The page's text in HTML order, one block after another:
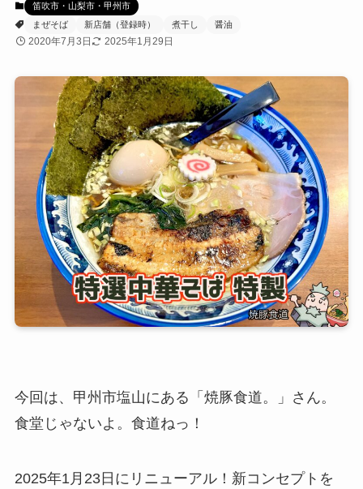
笛吹市・山梨市・甲州市
まぜそば
新店舗（登録時） 煮干し 醤油
2020年7月3日 2025年1月29日
今回は、甲州市塩山にある「焼豚食道。」さん。
食堂じゃないよ。食道ねっ！
2025年1月23日にリニューアル！新コンセプトを